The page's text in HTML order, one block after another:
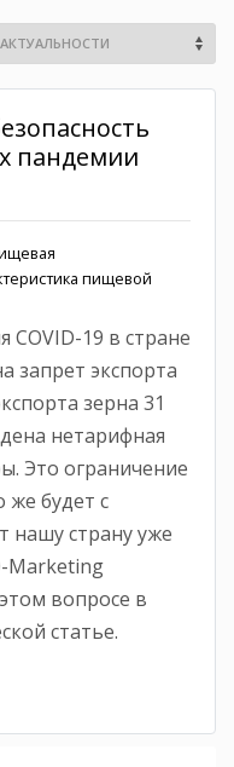
пандемии
пищевой
COVID-19 в стране
запрет экспорта
зерна 31
нетарифная
Это ограничение
же будет с
нашу страну уже
Marketing
вопросе в
статье.